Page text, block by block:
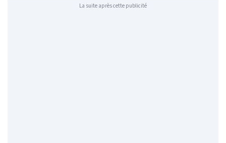
La suite après cette publicité